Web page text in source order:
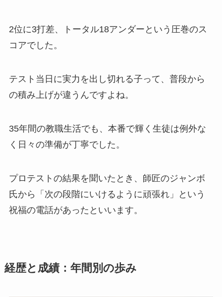
2位に3打差、トータル18アンダーという圧巻のス
コアでした。
テスト当日に実力を出し切れる子って、普段から
の積み上げが違うんですよね。
35年間の教職生活でも、本番で輝く生徒は例外な
く日々の準備が丁寧でした。
プロテストの結果を聞いたとき、師匠のジャンボ
氏から「次の段階にいけるように頑張れ」という
祝福の電話があったといいます。
経歴と成績：年間別の歩み